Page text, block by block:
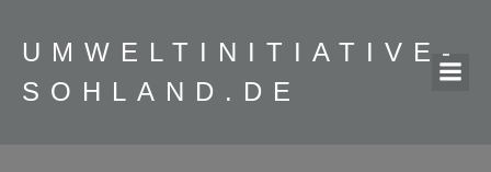
springen
UMWELTINITIATIVE-
SOHLAND.DE